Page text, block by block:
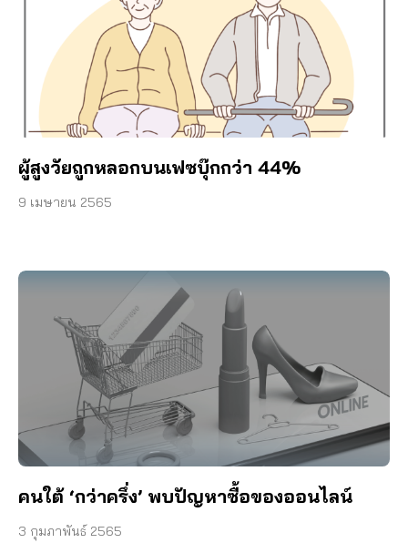
ผู้สูงวัยถูกหลอกบนเฟซบุ๊กกว่า 44%
9 เมษายน 2565
คนใต้ ‘กว่าครึ่ง’ พบปัญหาซื้อของออนไลน์
3 กุมภาพันธ์ 2565